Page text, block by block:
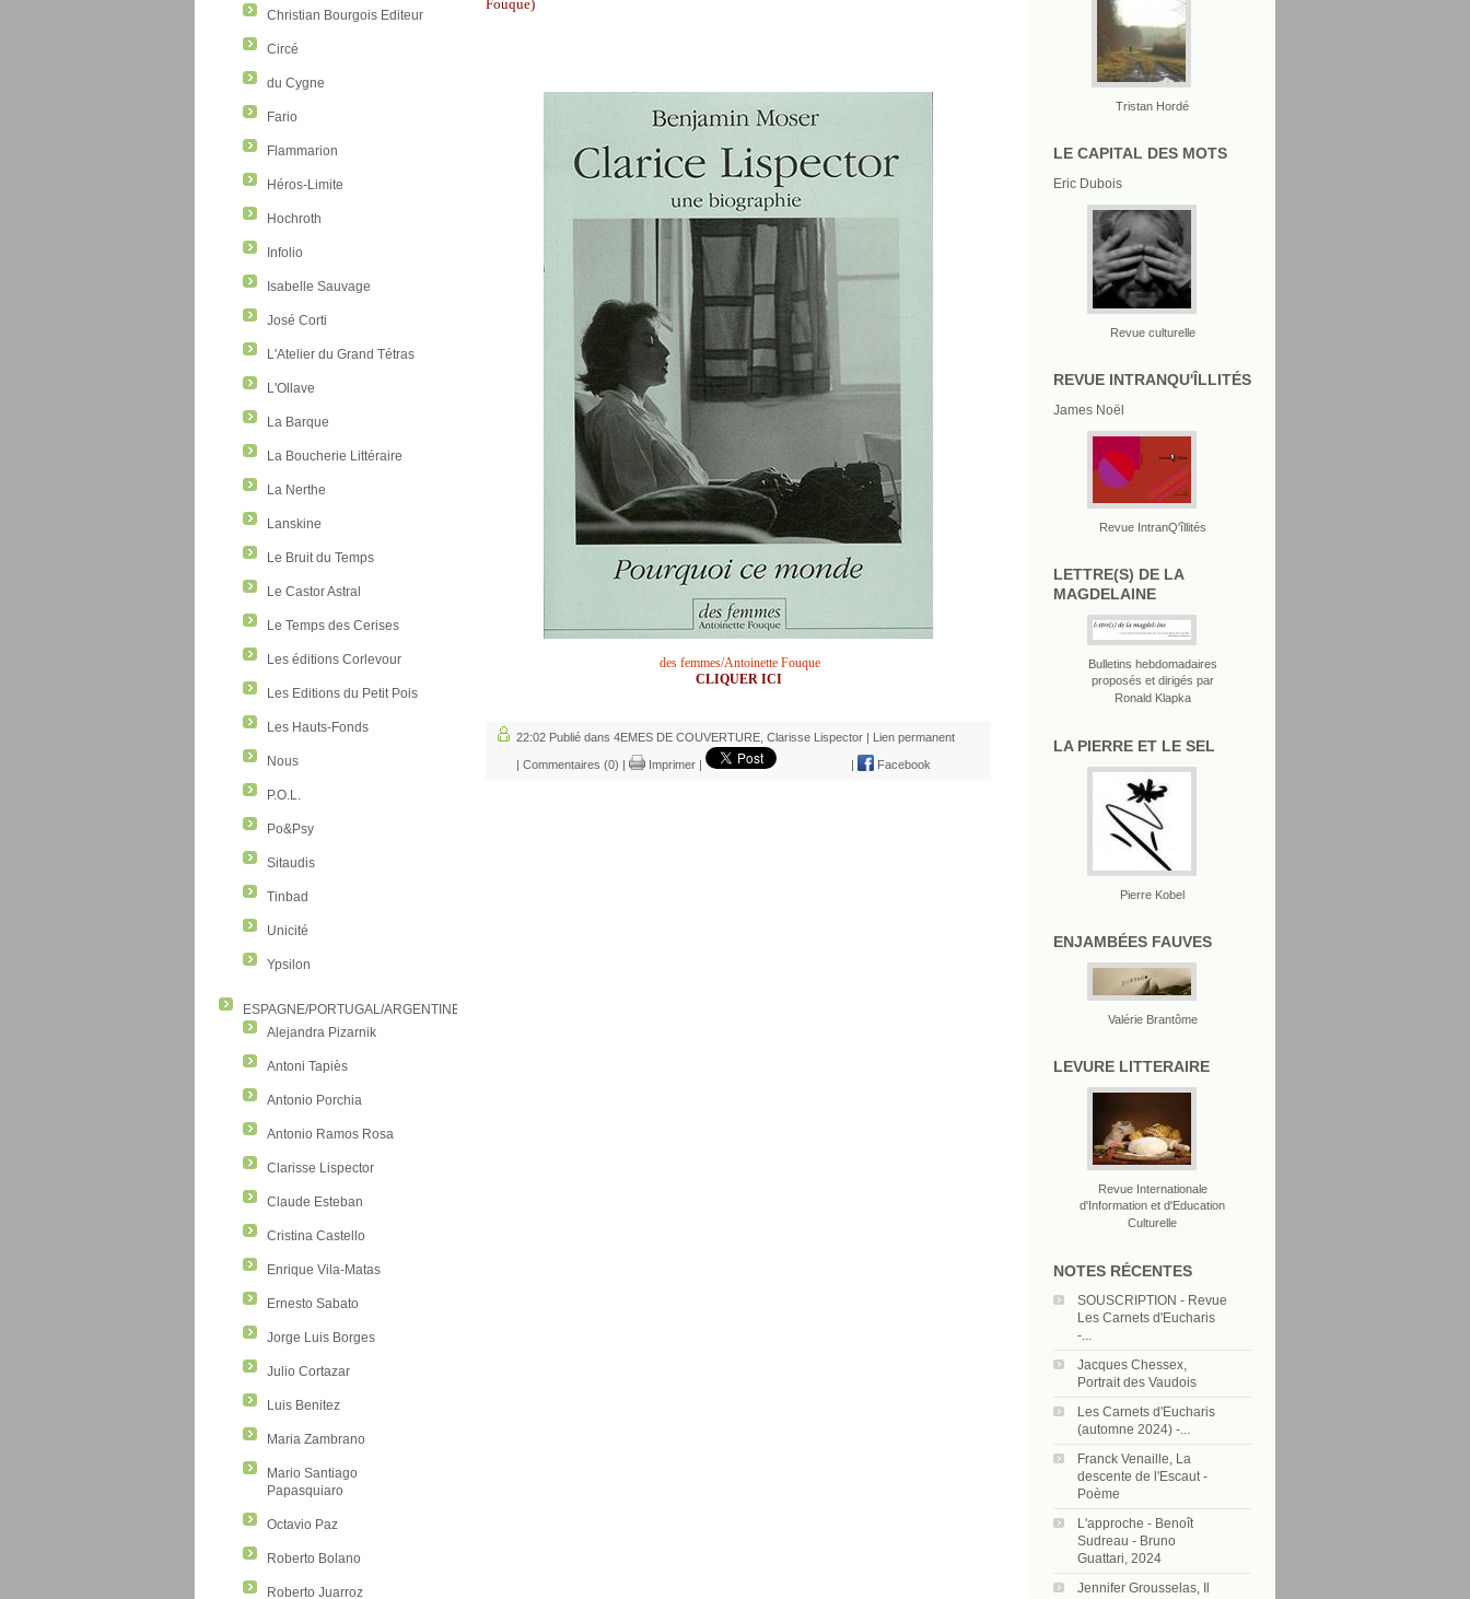
Christian Bourgois Editeur
Circé
du Cygne
Fario
Flammarion
Héros-Limite
Hochroth
Infolio
Isabelle Sauvage
José Corti
L'Atelier du Grand Tétras
L'Ollave
La Barque
La Boucherie Littéraire
La Nerthe
Lanskine
Le Bruit du Temps
Le Castor Astral
Le Temps des Cerises
Les éditions Corlevour
Les Editions du Petit Pois
Les Hauts-Fonds
Nous
P.O.L.
Po&Psy
Sitaudis
Tinbad
Unicité
Ypsilon
ESPAGNE/PORTUGAL/ARGENTINE/COLOMBIE
Alejandra Pizarnik
Antoni Tapiès
Antonio Porchia
Antonio Ramos Rosa
Clarisse Lispector
Claude Esteban
Cristina Castello
Enrique Vila-Matas
Ernesto Sabato
Jorge Luis Borges
Julio Cortazar
Luis Benitez
Maria Zambrano
Mario Santiago
Papasquiaro
Octavio Paz
Roberto Bolano
Roberto Juarroz
Tristan Hordé
LE CAPITAL DES MOTS
Eric Dubois
Revue culturelle
REVUE INTRANQU'ÎLLITÉS
James Noël
Revue IntranQ'îllités
LETTRE(S) DE LA
MAGDELAINE
Bulletins hebdomadaires
proposés et dirigés par
Ronald Klapka
LA PIERRE ET LE SEL
Pierre Kobel
ENJAMBÉES FAUVES
Valérie Brantôme
LEVURE LITTERAIRE
Revue Internationale
d'Information et d'Education
Culturelle
NOTES RÉCENTES
SOUSCRIPTION - Revue
Les Carnets d'Eucharis
-...
Jacques Chessex,
Portrait des Vaudois
Les Carnets d'Eucharis
(automne 2024) -...
Franck Venaille, La
descente de l'Escaut -
Poème
L'approche - Benoît
Sudreau - Bruno
Guattari, 2024
Jennifer Grousselas, Il
Fouque)
des femmes/Antoinette Fouque
CLIQUER ICI
22:02 Publié dans 4EMES DE COUVERTURE Clarisse Lispector | Lien permanent
| Commentaires (0) | Imprimer | | Facebook